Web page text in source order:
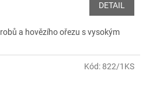
DETAIL
a hovězího ořezu s vysokým
Kód: 822/1KS